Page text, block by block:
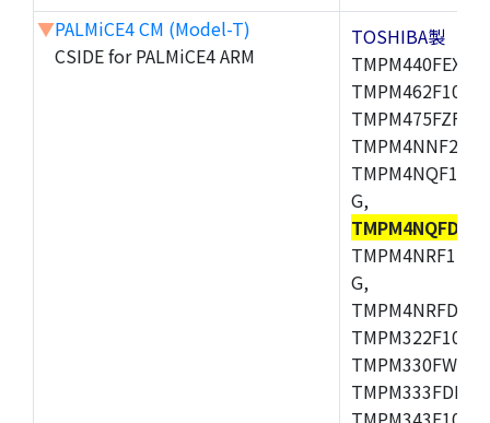
▼PALMiCE4 CM (Model-T)
CSIDE for PALMiCE4 ARM
TOSHIBA製
G,
TMPM4NQFDFG
G,